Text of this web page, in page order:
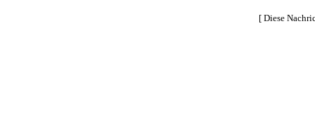
[ Diese